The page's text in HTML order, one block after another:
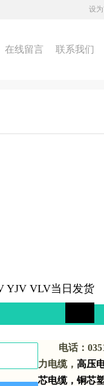
设
在线留言 联系我们
YJV VLV当日发货
电话：
力电缆， 高压
芯电缆，铜芯